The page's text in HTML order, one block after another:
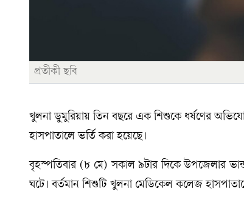
প্রতীকী ছবি
খুলনা ডুমুরিয়ায় তিন বছরে এক শিশুকে ধর্ষণের
হাসপাতালে ভর্তি করা হয়েছে।
বৃহস্পতিবার (৮ মে) সকাল ৯টার দিকে উপজেলার
ঘটে। বর্তমান শিশুটি খুলনা মেডিকেল কলেজ